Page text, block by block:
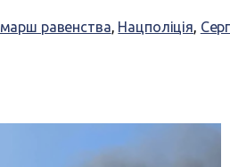
марш равенства, Нацполіція,